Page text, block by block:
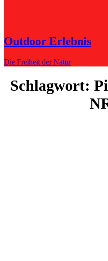
Outdoor Erlebnis
Die Freiheit der Natur
Schlagwort: